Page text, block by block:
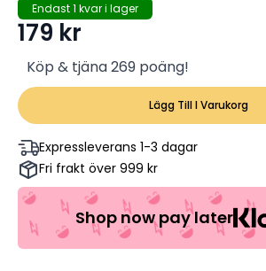
Endast 1 kvar i lager
179 kr
Köp & tjäna 269 poäng!
Lägg Till I Varukorg
Expressleverans 1-3 dagar
Fri frakt över 999 kr
Shop now pay later